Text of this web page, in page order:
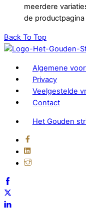
meerdere
de productpagina
Back To Top
Algemene
Privacy
Veelgestelde
Contact
Het Gouden